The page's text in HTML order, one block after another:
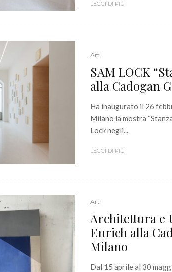
LEGGI DI PIÙ
Art
SAM LOCK
alla Cadogan
Ha inaugurato il 26
Milano la mostra
Lock negli...
LEGGI DI PIÙ
Art
Architettura e
Enrich alla
Milano
Dal 15 aprile al 30